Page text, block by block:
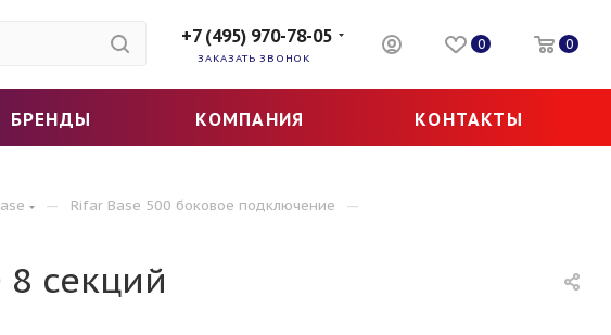
+7 (495) 970-78-05
ЗАКАЗАТЬ ЗВОНОК
0 0
БРЕНДЫ КОМПАНИЯ КОНТАКТЫ
— Rifar Base 500 боковое подключение —
секций